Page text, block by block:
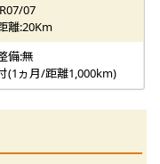
07
離:20Km
備:無
(1ヵ月/距離1,000km)